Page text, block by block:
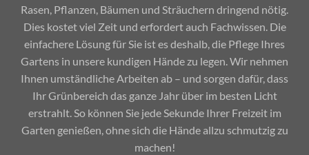
Rasen, Pflanzen, Bäumen und Sträuchern dringend nötig.
Dies kostet viel Zeit und erfordert auch Fachwissen. Die
einfachere Lösung für Sie ist es deshalb, die Pflege Ihres
Gartens in unsere kundigen Hände zu legen. Wir nehmen
Ihnen umständliche Arbeiten ab – und sorgen dafür, dass
Ihr Grünbereich das ganze Jahr über im besten Licht
erstrahlt. So können Sie jede Sekunde Ihrer Freizeit im
Garten genießen, ohne sich die Hände allzu schmutzig zu
machen!